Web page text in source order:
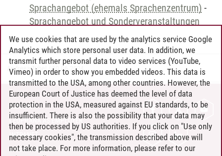
Sprachangebot (ehemals Sprachenzentrum) -
Sprachangebot und Sonderveranstaltungen
Andreea Tribel 30.06.2024
CONTACT
LEUPHANA AS EMPLOYER
INTRANET
SITE NOTICE
We use cookies that are used by the analytics service Google
Analytics which store personal user data. In addition, we
transmit further personal data to video services (YouTube,
Vimeo) in order to show you embedded videos. This data is
transmitted to the USA, among other countries. However, the
European Court of Justice has deemed the level of data
protection in the USA, measured against EU standards, to be
insufficient. There is also the possibility that your data may
then be processed by US authorities. If you click on "Use only
necessary cookies", the transmission described above will
not take place. For more information, please refer to our